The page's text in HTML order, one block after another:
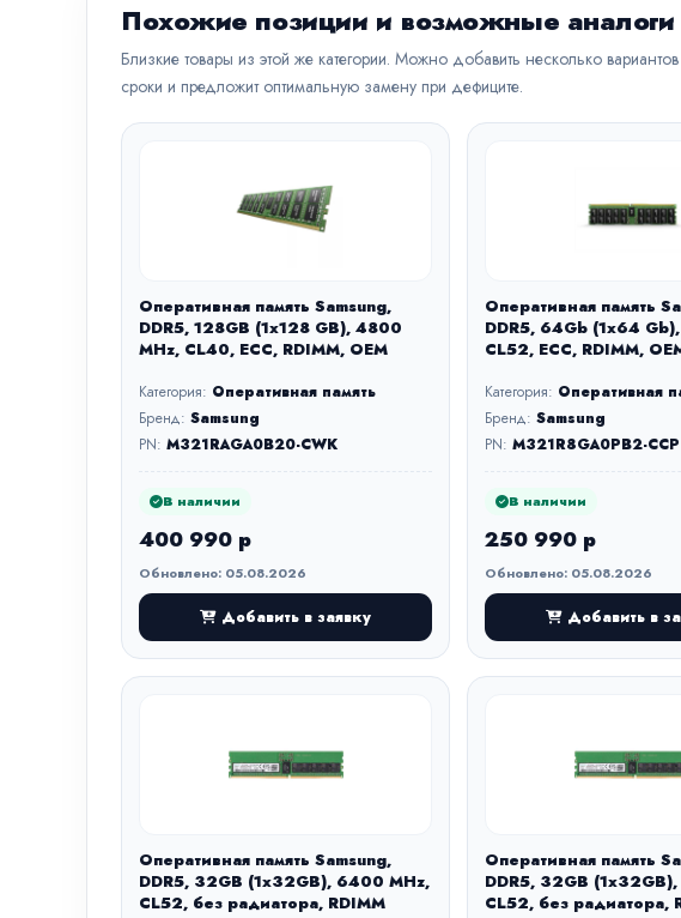
Похожие позиции и возможные аналоги
Близкие товары из этой же категории. Можно добавить несколько
сроки и предложит оптимальную замену при дефиците.
Оперативная память Samsung,
DDR5, 128GB (1x128 GB), 4800
MHz, CL40, ECC, RDIMM, OEM
Категория: Оперативная память
Бренд: Samsung
PN: M321RAGA0B20-CWK
В наличии
400 990 р
Обновлено: 05.08.2026
Добавить в заявку
Оперативная память
DDR5, 64Gb (1x64
CL52, ECC, RDIMM,
Категория: Оперативная
Бренд: Samsung
PN: M321R8GA0PB2-CCP
В наличии
250 990 р
Обновлено: 05.08.2026
Добавить в
Оперативная память Samsung,
DDR5, 32GB (1x32GB), 6400 MHz,
CL52, без радиатора, RDIMM
Оперативная память
DDR5, 32GB
CL52, без радиатора,